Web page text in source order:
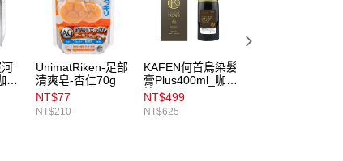
灣大哥大股份有限公司」（以下簡稱本公司）所提供，讓
透過本服務購買商品或服務，並由商店將買賣／分期付
讓與本公司後，依約使用本公司帳單繳交帳款。
用「大哥付你分期」之契約關係目的，商店將以您的個人
電話或地址）提供予台灣大哥大進項蒐集、處理及利
本人進行分期帳單所需資料之確認、核對及更正。
款，請詳閱以下連結：
https://oppay.tw/userRule
NT$899(含以上)免運費
NT$899(含以上)免運費
啡
UnimatRiken-足部
清爽皂-杏仁70g
NT$77
NT$210
KAFEN何首烏染髮
膏Plus400ml_咖啡
棕
NT$499
NT$625